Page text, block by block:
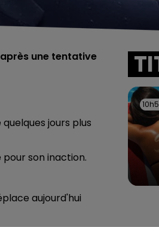
une tentative
jours plus
son inaction.
aujourd'hui